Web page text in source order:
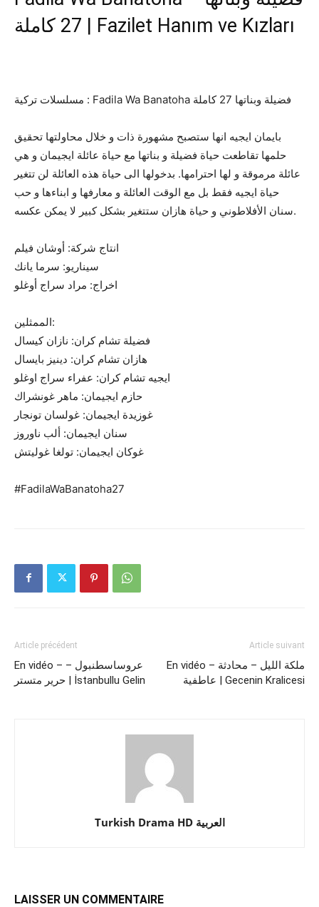
27 كاملة | Fazilet Hanım ve Kızları
مسلسلات تركية : Fadila Wa Banatoha فضيلة وبناتها 27 كاملة
بايمان ايجيه انها ستصبح مشهورة ذات و خلال محاولتها تحقيق
حلمها تقاطعت حياة فضيلة و بناتها مع حياة عائلة ايجيمان و هي
عائلة مرموقة و لها احترامها. بدخولها الى حياة هذه العائلة لن تتغير
حياة ايجيه فقط بل مع الوقت العائلة و معارفها و ابناءها و حب
سنان الأفلاطوني و حياة هازان ستتغير بشكل كبير لا يمكن عكسه.
انتاج شركة: أوشان فيلم
سيناريو: سرما يانك
اخراج: مراد سراج أوغلو
الممثلين:
فضيلة تشام كران: نازان كيسال
هازان تشام كران: دينيز بايسال
ايجيه تشام كران: عفراء سراج اوغلو
حازم ايجيمان: ماهر غونشراك
غوزيدة ايجيمان: غولسان تونجار
سنان ايجيمان: ألب ناوروز
غوكان ايجيمان: تولغا غوليتش
#FadilaWaBanatoha27
Article précédent
En vidéo – عروساسطنبول –
حرير متستر | İstanbullu Gelin
Article suivant
En vidéo – ملكة الليل – محادثة
عاطفية | Gecenin Kralicesi
Turkish Drama HD العربية
LAISSER UN COMMENTAIRE